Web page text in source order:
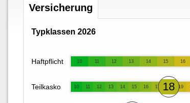
Versicherung
Typklassen 2026
Haftpflicht 10 11 12 13 14 15 16
Teilkasko 10 11 12 13 14 15 16 17 18 19